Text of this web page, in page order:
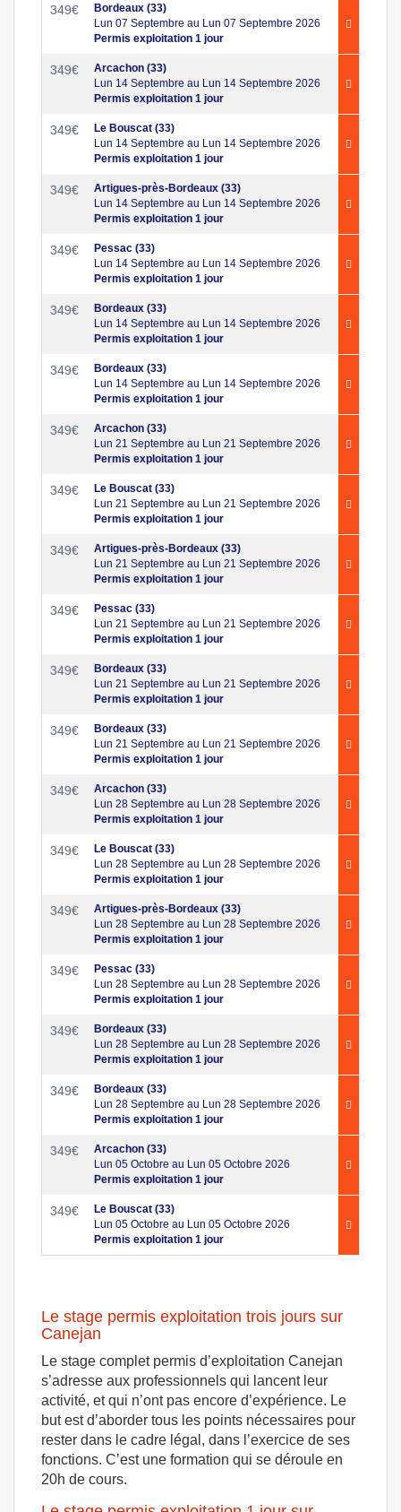
349€
Bordeaux (33)
Lun 07 Septembre au Lun 07 Septembre 2026
Permis exploitation 1 jour
349€
Arcachon (33)
Lun 14 Septembre au Lun 14 Septembre 2026
Permis exploitation 1 jour
349€
Le Bouscat (33)
Lun 14 Septembre au Lun 14 Septembre 2026
Permis exploitation 1 jour
349€
Artigues-près-Bordeaux (33)
Lun 14 Septembre au Lun 14 Septembre 2026
Permis exploitation 1 jour
349€
Pessac (33)
Lun 14 Septembre au Lun 14 Septembre 2026
Permis exploitation 1 jour
349€
Bordeaux (33)
Lun 14 Septembre au Lun 14 Septembre 2026
Permis exploitation 1 jour
349€
Bordeaux (33)
Lun 14 Septembre au Lun 14 Septembre 2026
Permis exploitation 1 jour
349€
Arcachon (33)
Lun 21 Septembre au Lun 21 Septembre 2026
Permis exploitation 1 jour
349€
Le Bouscat (33)
Lun 21 Septembre au Lun 21 Septembre 2026
Permis exploitation 1 jour
349€
Artigues-près-Bordeaux (33)
Lun 21 Septembre au Lun 21 Septembre 2026
Permis exploitation 1 jour
349€
Pessac (33)
Lun 21 Septembre au Lun 21 Septembre 2026
Permis exploitation 1 jour
349€
Bordeaux (33)
Lun 21 Septembre au Lun 21 Septembre 2026
Permis exploitation 1 jour
349€
Bordeaux (33)
Lun 21 Septembre au Lun 21 Septembre 2026
Permis exploitation 1 jour
349€
Arcachon (33)
Lun 28 Septembre au Lun 28 Septembre 2026
Permis exploitation 1 jour
349€
Le Bouscat (33)
Lun 28 Septembre au Lun 28 Septembre 2026
Permis exploitation 1 jour
349€
Artigues-près-Bordeaux (33)
Lun 28 Septembre au Lun 28 Septembre 2026
Permis exploitation 1 jour
349€
Pessac (33)
Lun 28 Septembre au Lun 28 Septembre 2026
Permis exploitation 1 jour
349€
Bordeaux (33)
Lun 28 Septembre au Lun 28 Septembre 2026
Permis exploitation 1 jour
349€
Bordeaux (33)
Lun 28 Septembre au Lun 28 Septembre 2026
Permis exploitation 1 jour
349€
Arcachon (33)
Lun 05 Octobre au Lun 05 Octobre 2026
Permis exploitation 1 jour
349€
Le Bouscat (33)
Lun 05 Octobre au Lun 05 Octobre 2026
Permis exploitation 1 jour
Le stage permis exploitation trois jours sur
Canejan
Le stage complet permis d’exploitation Canejan
s’adresse aux professionnels qui lancent leur
activité, et qui n’ont pas encore d’expérience. Le
but est d’aborder tous les points nécessaires pour
rester dans le cadre légal, dans l’exercice de ses
fonctions. C’est une formation qui se déroule en
20h de cours.